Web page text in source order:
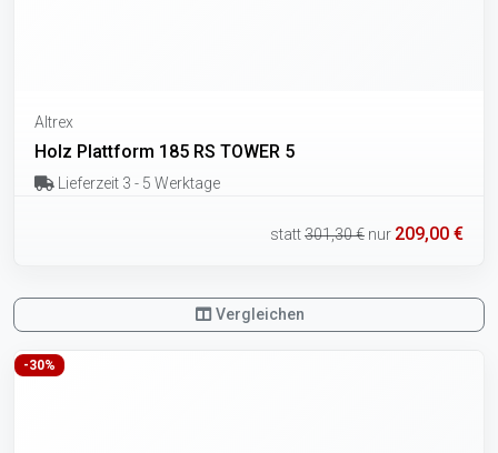
Altrex
Holz Plattform 185 RS TOWER 5
Lieferzeit 3 - 5 Werktage
statt301,30 € nur 209,00 €
Vergleichen
-30%